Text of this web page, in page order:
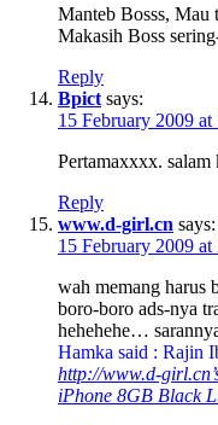
Manteb Bosss, Mau
Makasih Boss
Reply
Bpict says:
15 February 2009 at
Pertamaxxxx. salam
Reply
www.d-girl.cn says:
15 February 2009 at
wah memang
boro-boro ads-nya
hehehehe…
Hamka said : Rajin
http://www.d-
iPhone 8GB Black